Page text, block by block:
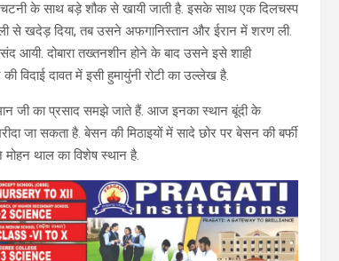
चटनी के साथ बड़े शौक से खायी जाती है. इसके साथ एक दिलचस्प
से खदेड़ दिया, तब उसने अफगानिस्तान और ईरान में शरण ली.
आयी. दोबारा तख्तनशीन होने के बाद उसने इसे शाही
विदाई दावत में इसी हुमायुंनी रोटी का उल्लेख है.
जी का प्रसाद समझे जाते हैं. आज इनका स्थान बूंदी के
जा सकता है. बेसन की मिठाइयों में सादे छोर पर बेसन की बर्फी
थाल का विशेष स्थान है.